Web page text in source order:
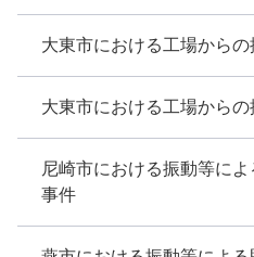
大東市における工場から
大東市における工場から
尼崎市における振動等に
事件